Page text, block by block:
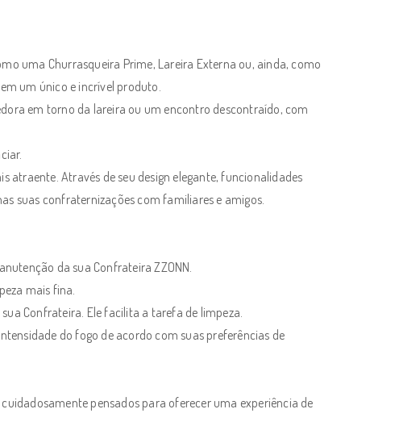
uma Churrasqueira Prime, Lareira Externa ou, ainda, como
um único e incrível produto.
em torno da lareira ou um encontro descontraído, com
atraente. Através de seu design elegante, funcionalidades
suas confraternizações com familiares e amigos.
da sua Confrateira ZZONN.
mais fina.
Confrateira. Ele facilita a tarefa de limpeza.
do fogo de acordo com suas preferências de
pensados para oferecer uma experiência de